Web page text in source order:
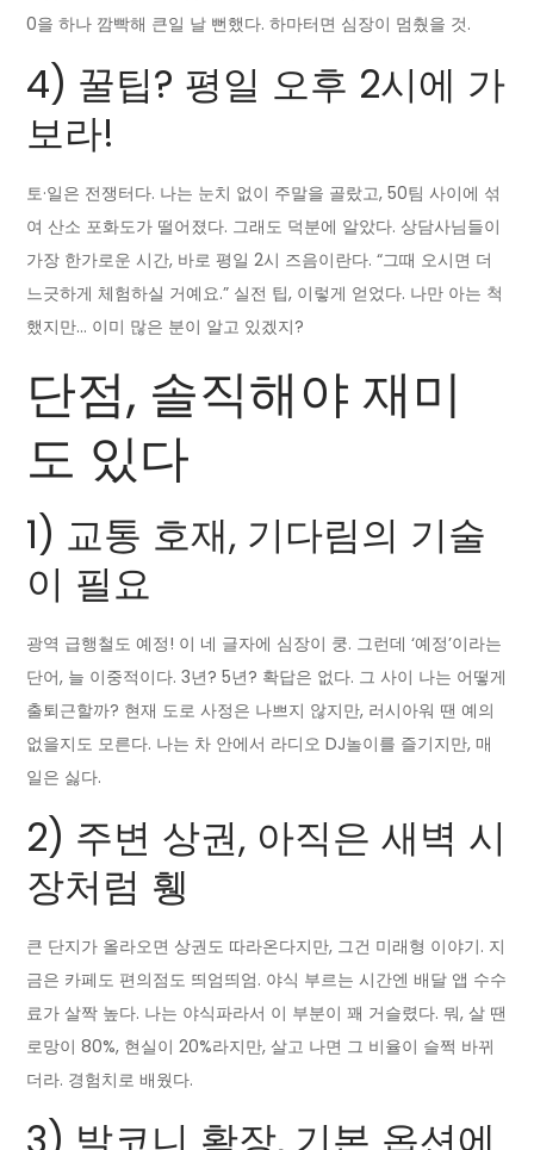
0을 하나 깜빡해 큰일 날 뻔했다. 하마터면 심장이 멈췄을 것.
4) 꿀팁? 평일 오후 2시에 가
보라!
토·일은 전쟁터다. 나는 눈치 없이 주말을 골랐고, 50팀 사이에 섞
여 산소 포화도가 떨어졌다. 그래도 덕분에 알았다. 상담사님들이
가장 한가로운 시간, 바로 평일 2시 즈음이란다. “그때 오시면 더
느긋하게 체험하실 거예요.” 실전 팁, 이렇게 얻었다. 나만 아는 척
했지만… 이미 많은 분이 알고 있겠지?
단점, 솔직해야 재미
도 있다
1) 교통 호재, 기다림의 기술
이 필요
광역 급행철도 예정! 이 네 글자에 심장이 쿵. 그런데 ‘예정’이라는
단어, 늘 이중적이다. 3년? 5년? 확답은 없다. 그 사이 나는 어떻게
출퇴근할까? 현재 도로 사정은 나쁘지 않지만, 러시아워 땐 예의
없을지도 모른다. 나는 차 안에서 라디오 DJ놀이를 즐기지만, 매
일은 싫다.
2) 주변 상권, 아직은 새벽 시
장처럼 휑
큰 단지가 올라오면 상권도 따라온다지만, 그건 미래형 이야기. 지
금은 카페도 편의점도 띄엄띄엄. 야식 부르는 시간엔 배달 앱 수수
료가 살짝 높다. 나는 야식파라서 이 부분이 꽤 거슬렸다. 뭐, 살 땐
로망이 80%, 현실이 20%라지만, 살고 나면 그 비율이 슬쩍 바뀌
더라. 경험치로 배웠다.